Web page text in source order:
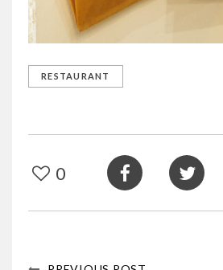
RESTAURANT
0